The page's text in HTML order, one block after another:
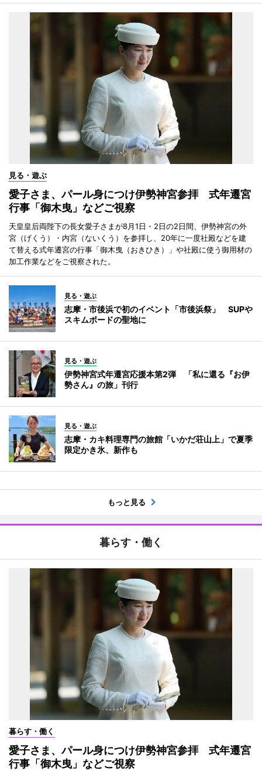
見る・遊ぶ
愛子さま、パール身につけ伊勢神宮参拝 式年遷宮
行事「御木曳」などご視察
天皇皇后両陛下の長女愛子さまが8月1日・2日の2日間、伊勢神宮の外
宮（げくう）・内宮（ないくう）を参拝し、20年に一度社殿などを建
て替える式年遷宮の行事「御木曳（おきひき）」や社殿に使う御用材の
加工作業などをご視察された。
見る・遊ぶ
志摩・市後浜で初のイベント「市後浜祭」 SUPや
スキムボードの聖地に
見る・遊ぶ
伊勢神宮式年遷宮応援本第2弾 「私に還る『お伊
勢さん』の旅」刊行
見る・遊ぶ
志摩・カキ料理専門の旅館「いかだ荘山上」で夏季
限定かき氷、新作も
もっと見る
暮らす・働く
暮らす・働く
愛子さま、パール身につけ伊勢神宮参拝 式年遷宮
行事「御木曳」などご視察